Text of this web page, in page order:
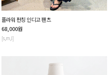
플라워 펀칭 인디고 팬츠
68,000원
[s,m,l]